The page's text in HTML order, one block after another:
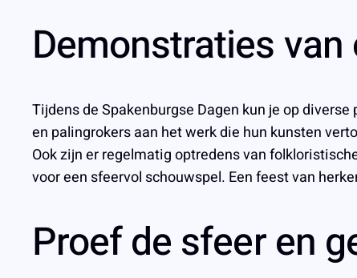
Demonstraties
Tijdens de Spakenburgse Dagen kun je op
en palingrokers aan het werk die hun kunsten
Ook zijn er regelmatig optredens van
voor een sfeervol schouwspel. Een feest van
Proef de sfeer en